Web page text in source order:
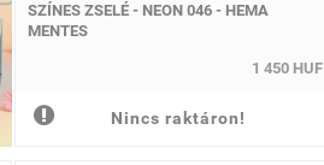
SZÍNES ZSELÉ - NEON 046 - HEMA
MENTES
1 450 HUF
Nincs raktáron!